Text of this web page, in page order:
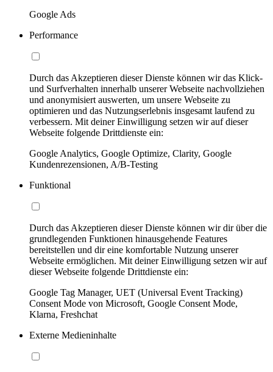
Google Ads
Performance
Durch das Akzeptieren dieser Dienste können wir das Klick-
und Surfverhalten innerhalb unserer Webseite nachvollziehen
und anonymisiert auswerten, um unsere Webseite zu
optimieren und das Nutzungserlebnis insgesamt laufend zu
verbessern. Mit deiner Einwilligung setzen wir auf dieser
Webseite folgende Drittdienste ein:
Google Analytics, Google Optimize, Clarity, Google
Kundenrezensionen, A/B-Testing
Funktional
Durch das Akzeptieren dieser Dienste können wir dir über die
grundlegenden Funktionen hinausgehende Features
bereitstellen und dir eine komfortable Nutzung unserer
Webseite ermöglichen. Mit deiner Einwilligung setzen wir auf
dieser Webseite folgende Drittdienste ein:
Google Tag Manager, UET (Universal Event Tracking)
Consent Mode von Microsoft, Google Consent Mode,
Klarna, Freshchat
Externe Medieninhalte